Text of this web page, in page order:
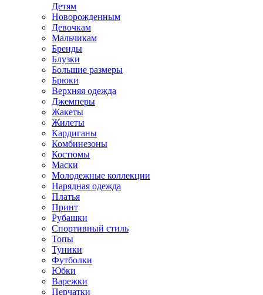
Детям
Новорожденным
Девочкам
Мальчикам
Бренды
Блузки
Большие размеры
Брюки
Верхняя одежда
Джемперы
Жакеты
Жилеты
Кардиганы
Комбинезоны
Костюмы
Маски
Молодежные коллекции
Нарядная одежда
Платья
Принт
Рубашки
Спортивный стиль
Топы
Туники
Футболки
Юбки
Варежки
Перчатки